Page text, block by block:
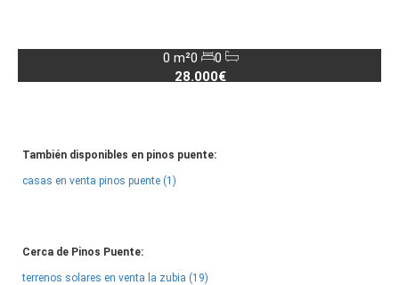
0 m²0
0
28.000€
También disponibles en pinos puente:
casas en venta pinos puente (1)
Cerca de Pinos Puente:
terrenos solares en venta la zubia (19)